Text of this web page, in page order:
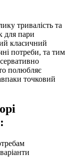
тривалість та
для пари
класичний
потреби, та тим
полюбляє
точковий